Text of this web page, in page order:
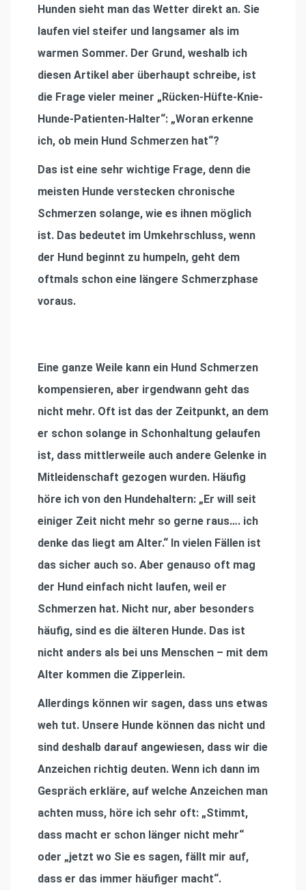
Hunden sieht man das Wetter direkt an. Sie
laufen viel steifer und langsamer als im
warmen Sommer. Der Grund, weshalb ich
diesen Artikel aber überhaupt schreibe, ist
die Frage vieler meiner „Rücken-Hüfte-Knie-
Hunde-Patienten-Halter“: „Woran erkenne
ich, ob mein Hund Schmerzen hat“?
Das ist eine sehr wichtige Frage, denn die
meisten Hunde verstecken chronische
Schmerzen solange, wie es ihnen möglich
ist. Das bedeutet im Umkehrschluss, wenn
der Hund beginnt zu humpeln, geht dem
oftmals schon eine längere Schmerzphase
voraus.
Eine ganze Weile kann ein Hund Schmerzen
kompensieren, aber irgendwann geht das
nicht mehr. Oft ist das der Zeitpunkt, an dem
er schon solange in Schonhaltung gelaufen
ist, dass mittlerweile auch andere Gelenke in
Mitleidenschaft gezogen wurden. Häufig
höre ich von den Hundehaltern: „Er will seit
einiger Zeit nicht mehr so gerne raus…. ich
denke das liegt am Alter.“ In vielen Fällen ist
das sicher auch so. Aber genauso oft mag
der Hund einfach nicht laufen, weil er
Schmerzen hat. Nicht nur, aber besonders
häufig, sind es die älteren Hunde. Das ist
nicht anders als bei uns Menschen – mit dem
Alter kommen die Zipperlein.
Allerdings können wir sagen, dass uns etwas
weh tut. Unsere Hunde können das nicht und
sind deshalb darauf angewiesen, dass wir die
Anzeichen richtig deuten. Wenn ich dann im
Gespräch erkläre, auf welche Anzeichen man
achten muss, höre ich sehr oft: „Stimmt,
dass macht er schon länger nicht mehr“
oder „jetzt wo Sie es sagen, fällt mir auf,
dass er das immer häufiger macht“.